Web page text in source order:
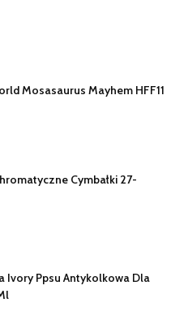
Mosasaurus Mayhem HFF11
Cymbałki 27-
Ivory Ppsu Antykolkowa Dla